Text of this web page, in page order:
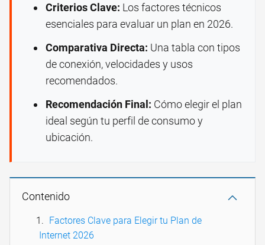
Criterios Clave: Los factores técnicos
esenciales para evaluar un plan en 2026.
Comparativa Directa: Una tabla con tipos
de conexión, velocidades y usos
recomendados.
Recomendación Final: Cómo elegir el plan
ideal según tu perfil de consumo y
ubicación.
Contenido
Factores Clave para Elegir tu Plan de
Internet 2026